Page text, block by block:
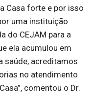
Casa forte e por isso
uma instituição
do CEJAM para a
ela acumulou em
saúde, acreditamos
no atendimento
comentou o Dr.